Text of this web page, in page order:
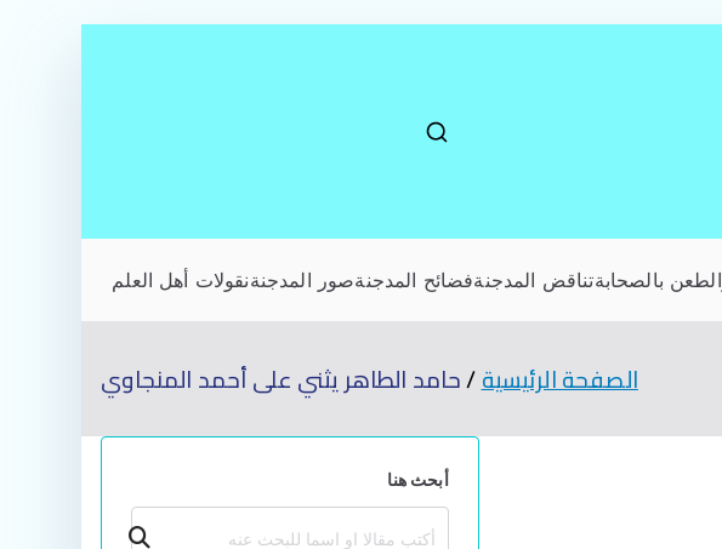
الطعن بالصحابةتناقض المدجنةفضائح المدجنةصور المدجنةنقولات أهل العلم
الصفحة الرئيسية حامد الطاهر يثني على أحمد المنجاوي
أبحث هنا
بحث